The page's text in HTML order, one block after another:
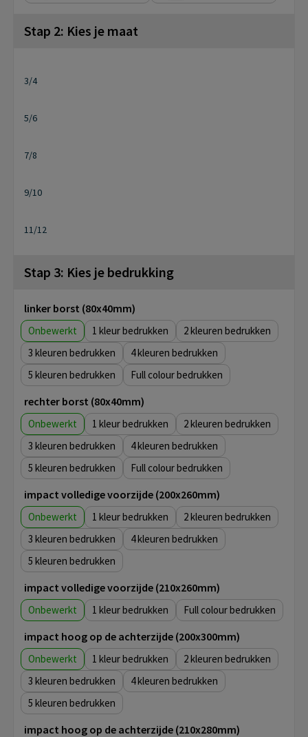
Stap 2: Kies je maat
3/4
5/6
7/8
9/10
11/12
Stap 3: Kies je bedrukking
linker borst (80x40mm)
Onbewerkt 1
2
3
4
5
Full colour
rechter borst (80x40mm)
Onbewerkt 1
2
3
4
5
Full colour
impact volledige voorzijde (200x260mm)
Onbewerkt 1
2
3
4
5
impact volledige voorzijde (210x260mm)
Onbewerkt 1 Full colour
impact hoog op de achterzijde (200x300mm)
Onbewerkt 1
2
3
4
5
impact hoog op de achterzijde (210x280mm)